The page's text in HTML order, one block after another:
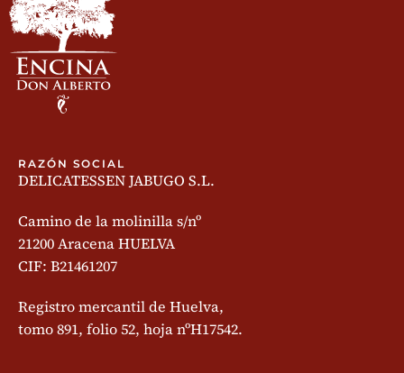
RAZÓN SOCIAL
DELICATESSEN JABUGO S.L.
Camino de la molinilla s/nº
21200 Aracena HUELVA
CIF: B21461207
Registro mercantil de Huelva,
tomo 891, folio 52, hoja nºH17542.